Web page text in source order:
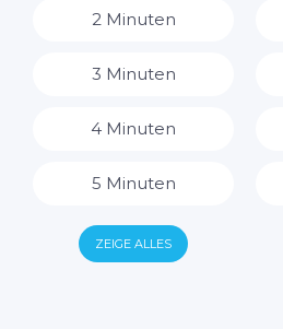
2 Minuten
3 Minuten
4 Minuten
5 Minuten
6 Minuten
ZEIGE ALLES